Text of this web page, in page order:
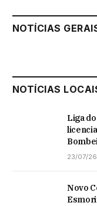
NOTÍCIAS
NOTÍCIAS
Liga
23/07/26
Novo